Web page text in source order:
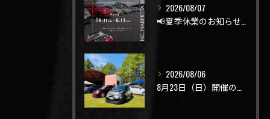
2026/08/07
2026/08/06